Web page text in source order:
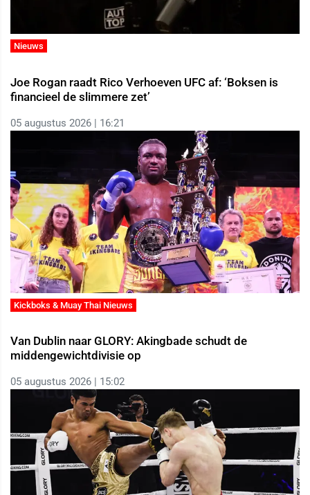
Nieuws
Joe Rogan raadt Rico Verhoeven UFC af: ‘Boksen is
financieel de slimmere zet’
05 augustus 2026 | 16:21
Kickboks & Muay Thai Nieuws
Van Dublin naar GLORY: Akingbade schudt de
middengewichtdivisie op
05 augustus 2026 | 15:02